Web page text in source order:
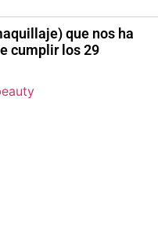
que nos ha
cumplir los 29